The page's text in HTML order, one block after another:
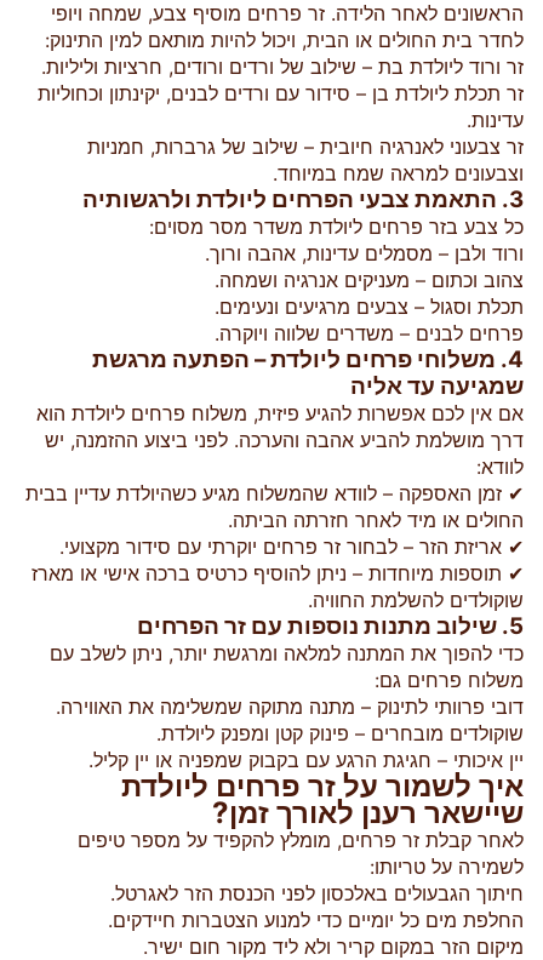
הראשונים לאחר הלידה. זר פרחים מוסיף צבע, שמחה ויופי
לחדר בית החולים או הבית, ויכול להיות מותאם למין התינוק:
זר ורוד ליולדת בת – שילוב של ורדים ורודים, חרציות וליליות.
זר תכלת ליולדת בן – סידור עם ורדים לבנים, יקינתון וכחוליות
עדינות.
זר צבעוני לאנרגיה חיובית – שילוב של גרברות, חמניות
וצבעונים למראה שמח במיוחד.
3. התאמת צבעי הפרחים ליולדת ולרגשותיה
כל צבע בזר פרחים ליולדת משדר מסר מסוים:
ורוד ולבן – מסמלים עדינות, אהבה ורוך.
צהוב וכתום – מעניקים אנרגיה ושמחה.
תכלת וסגול – צבעים מרגיעים ונעימים.
פרחים לבנים – משדרים שלווה ויוקרה.
4. משלוחי פרחים ליולדת – הפתעה מרגשת
שמגיעה עד אליה
אם אין לכם אפשרות להגיע פיזית, משלוח פרחים ליולדת הוא
דרך מושלמת להביע אהבה והערכה. לפני ביצוע ההזמנה, יש
לוודא:
✔ זמן האספקה – לוודא שהמשלוח מגיע כשהיולדת עדיין בבית
החולים או מיד לאחר חזרתה הביתה.
✔ אריזת הזר – לבחור זר פרחים יוקרתי עם סידור מקצועי.
✔ תוספות מיוחדות – ניתן להוסיף כרטיס ברכה אישי או מארז
שוקולדים להשלמת החוויה.
5. שילוב מתנות נוספות עם זר הפרחים
כדי להפוך את המתנה למלאה ומרגשת יותר, ניתן לשלב עם
משלוח פרחים גם:
דובי פרוותי לתינוק – מתנה מתוקה שמשלימה את האווירה.
שוקולדים מובחרים – פינוק קטן ומפנק ליולדת.
יין איכותי – חגיגת הרגע עם בקבוק שמפניה או יין קליל.
איך לשמור על זר פרחים ליולדת
שיישאר רענן לאורך זמן?
לאחר קבלת זר פרחים, מומלץ להקפיד על מספר טיפים
לשמירה על טריותו:
חיתוך הגבעולים באלכסון לפני הכנסת הזר לאגרטל.
החלפת מים כל יומיים כדי למנוע הצטברות חיידקים.
מיקום הזר במקום קריר ולא ליד מקור חום ישיר.